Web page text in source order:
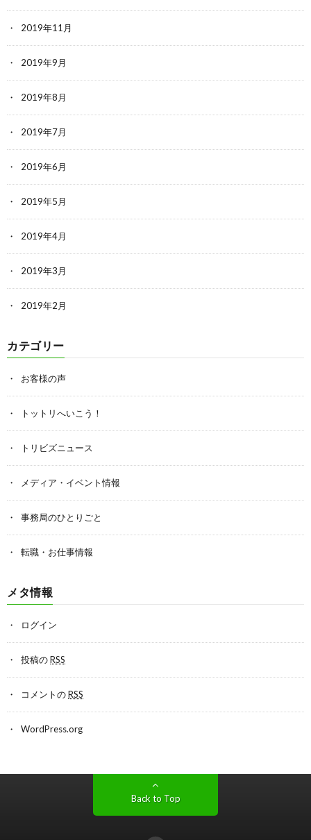
2019年11月
2019年9月
2019年8月
2019年7月
2019年6月
2019年5月
2019年4月
2019年3月
2019年2月
カテゴリー
お客様の声
トットリへいこう！
トリビズニュース
メディア・イベント情報
事務局のひとりごと
転職・お仕事情報
メタ情報
ログイン
投稿のRSS
コメントのRSS
WordPress.org
Back to Top